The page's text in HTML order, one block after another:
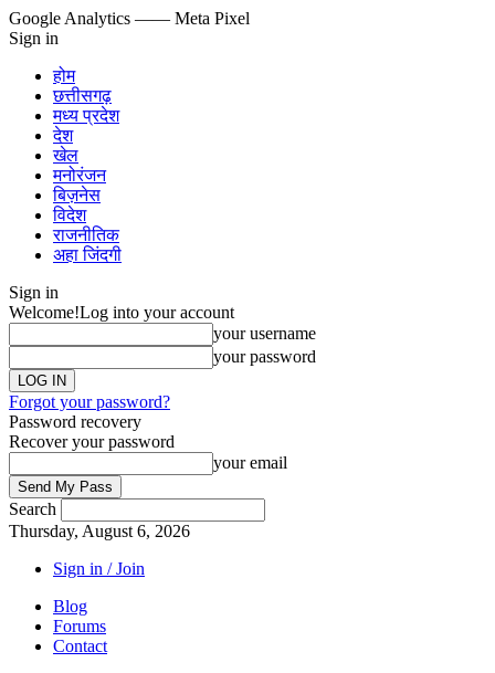
Google Analytics —— Meta Pixel
Sign in
होम
छत्तीसगढ़
मध्य प्रदेश
देश
खेल
मनोरंजन
बिज़नेस
विदेश
राजनीतिक
अहा जिंदगी
Sign in
Welcome!Log into your account
your username
your password
Forgot your password?
Password recovery
Recover your password
your email
Search
Thursday, August 6, 2026
Sign in / Join
Blog
Forums
Contact